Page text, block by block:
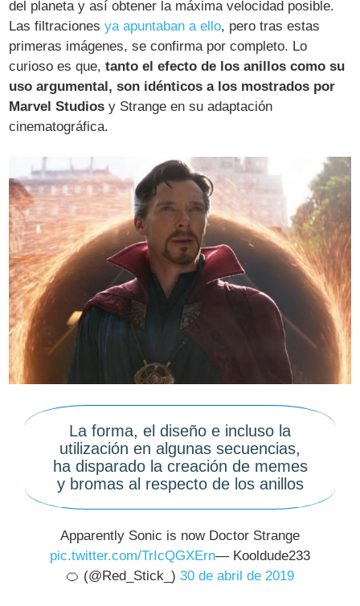
del planeta y así obtener la máxima velocidad posible.
Las filtracionesya apuntaban a ello, pero tras estas
primeras imágenes, se confirma por completo. Lo
curioso es que, tanto el efecto de los anillos como su
uso argumental, son idénticos a los mostrados por
Marvel Studios y Strange en su adaptación
cinematográfica.
La forma, el diseño e incluso la
utilización en algunas secuencias,
ha disparado la creación de memes
y bromas al respecto de los anillos
Apparently Sonic is now Doctor Strange
pic.twitter.com/TrIcQGXErn— Kooldude233
🍊 (@Red_Stick_) 30 de abril de 2019